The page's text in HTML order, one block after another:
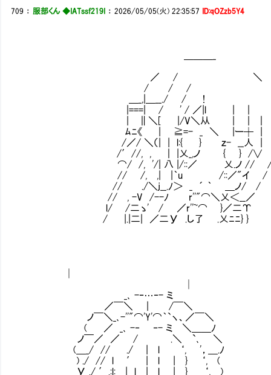
709 ： 服部くん ◆IATssf219I ：2026/05/05(火) 22:35:57 ID:qOZzb5Y4
／ / ＼
/ / /
＿_,|＿__./ / !
|===| / ' / ／|l | |
| ∥＼[ |/V＼从 | | ｜
ﾑﾆ《 | ≧=- _ ＼ |ー┼ |
/／/ ＼（| | l:{ } ｚ- __人 | | そ、そ
/′//, ,Ⅵ ｜ |乂_,ノ { } /∨
⌒/ /, '/| 八 |/::／ 乂.ノ // /
// /, ,| |｀u /::／"イ /
// ./＼j__.ﾉ＞ _ ´ ｀ ＿ノ/ /
// , -V /--ﾉ r''"⌒＼乂＜__／
l/ /二ゝ' / ／r''~⌒ }／二Υ
/ |.|二| ／二У .し了 .乂ﾆﾆ} }
_､ -‐…‐- ミ
／￣＼ | /￣＼
ノ￣＼_､-''"⌒'Y'⌒｀`ヽ、／￣＼
( ／ _､ -‐ ‐- ミ ＼＿＿ﾉ
ノ￣／ ／ / .＼ `､ ＼
(＿_/ // ./ | l ‘, '，＿.ﾉ
) ./ // l ′ | l | } ‘, (
У ./ ′.:l: | l | l | } ‘,＿)